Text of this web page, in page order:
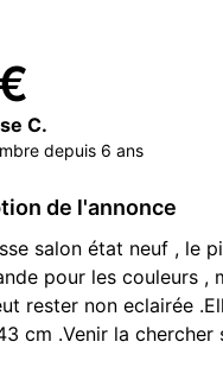
C.
depuis 6 ans
de l'annonce
salon état neuf , le
pour les couleurs ,
rester non eclairée
cm .Venir la